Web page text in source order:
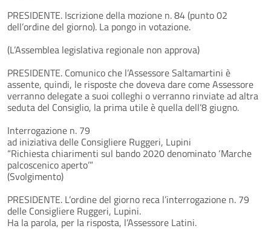
PRESIDENTE. Iscrizione della mozione n. 84 (punto 02
dell’ordine del giorno). La pongo in votazione.
(L’Assemblea legislativa regionale non approva)
PRESIDENTE. Comunico che l’Assessore Saltamartini è
assente, quindi, le risposte che doveva dare come Assessore
verranno delegate a suoi colleghi o verranno rinviate ad altra
seduta del Consiglio, la prima utile è quella dell’8 giugno.
Interrogazione n. 79
ad iniziativa delle Consigliere Ruggeri, Lupini
“Richiesta chiarimenti sul bando 2020 denominato ‘Marche
palcoscenico aperto’”
(Svolgimento)
PRESIDENTE. L’ordine del giorno reca l’interrogazione n. 79
delle Consigliere Ruggeri, Lupini.
Ha la parola, per la risposta, l’Assessore Latini.